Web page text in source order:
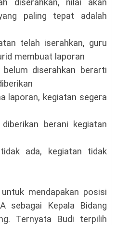
diserahkan, nilai akan
paling tepat adalah
telah iserahkan, guru
membuat laporan
belum diserahkan berarti
laporan, kegiatan segera
berani kegiatan
ada, kegiatan tidak
mendapakan posisi
sebagai Kepala Bidang
Ternyata Budi terpilih